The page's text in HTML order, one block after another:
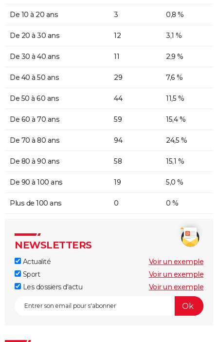
De 10 à 20 ans 3 0,8 %
De 20 à 30 ans 12 3,1 %
De 30 à 40 ans 11 2,9 %
De 40 à 50 ans 29 7,6 %
De 50 à 60 ans 44 11,5 %
De 60 à 70 ans 59 15,4 %
De 70 à 80 ans 94 24,5 %
De 80 à 90 ans 58 15,1 %
De 90 à 100 ans 19 5,0 %
Plus de 100 ans 0 0 %
NEWSLETTERS
Actualité
Voir un exemple
Sport
Voir un exemple
Les dossiers d'actu
Voir un exemple